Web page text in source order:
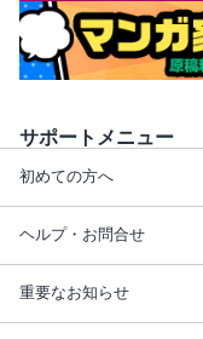
サポートメニュー
初めての方へ
ヘルプ・お問合せ
重要なお知らせ